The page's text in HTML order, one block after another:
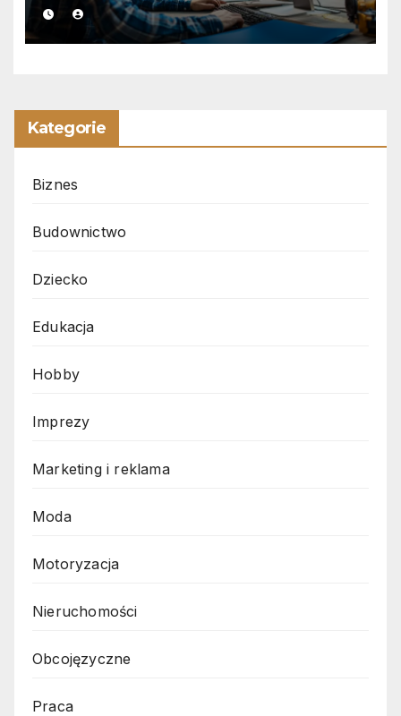
Kategorie
Biznes
Budownictwo
Dziecko
Edukacja
Hobby
Imprezy
Marketing i reklama
Moda
Motoryzacja
Nieruchomości
Obcojęzyczne
Praca